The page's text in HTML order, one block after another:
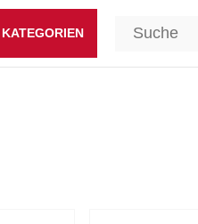
KATEGORIEN